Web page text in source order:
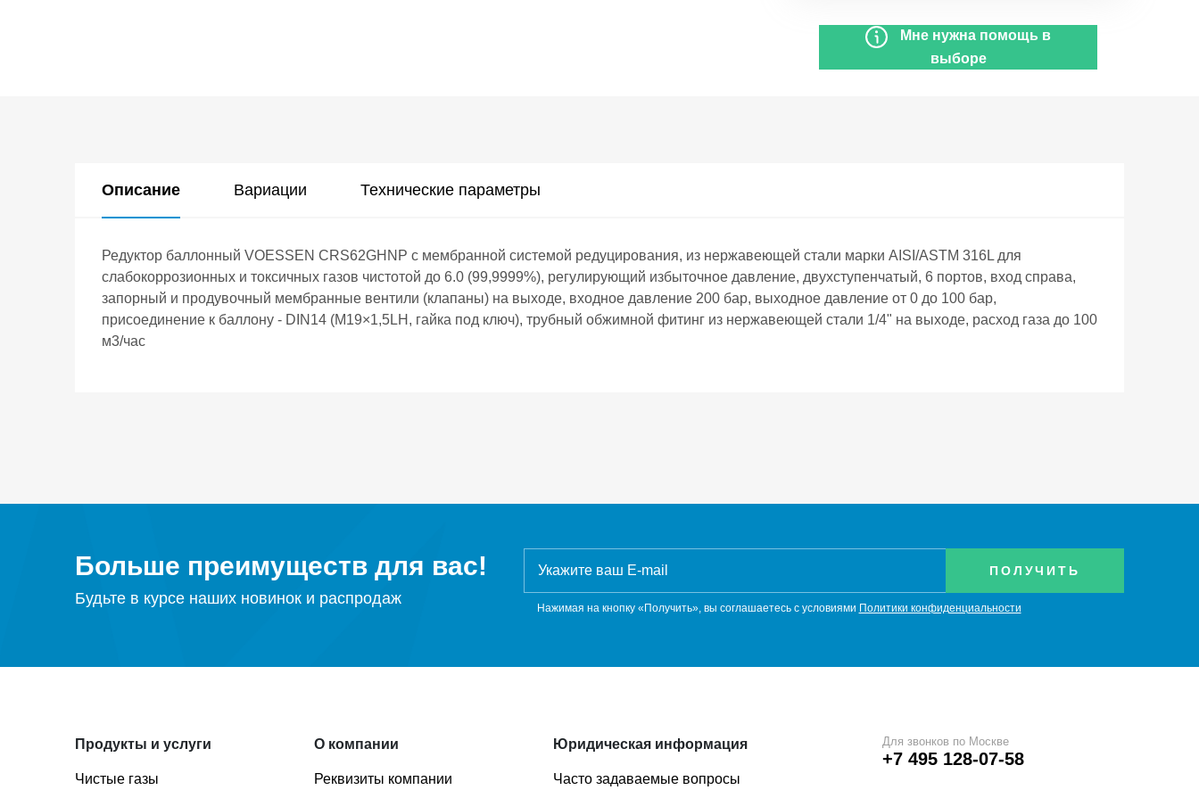
Мне нужна помощь в
выборе
Описание Вариации Технические параметры
Редуктор баллонный VOESSEN CRS62GHNP с мембранной системой редуцирования, из нержавеющей стали марки AISI/ASTM 316L для
слабокоррозионных и токсичных газов чистотой до 6.0 (99,9999%), регулирующий избыточное давление, двухступенчатый, 6 портов, вход справа,
запорный и продувочный мембранные вентили (клапаны) на выходе, входное давление 200 бар, выходное давление от 0 до 100 бар,
присоединение к баллону - DIN14 (M19×1,5LH, гайка под ключ), трубный обжимной фитинг из нержавеющей стали 1/4" на выходе, расход газа до 100
м3/час
Больше преимуществ для вас!
Будьте в курсе наших новинок и распродаж
Нажимая на кнопку «Получить», вы соглашаетесь с условиями Политики конфиденциальности
Продукты и услуги
Чистые газы
О компании
Реквизиты компании
Юридическая информация
Часто задаваемые вопросы
Для звонков по Москве
+7 495 128-07-58